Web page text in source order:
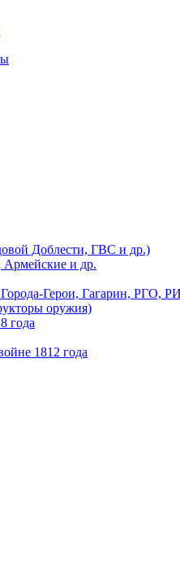
Доблести, ГВС и др.)
и др.
Герои, Гагарин, РГО,
оружия)
года
1812 года